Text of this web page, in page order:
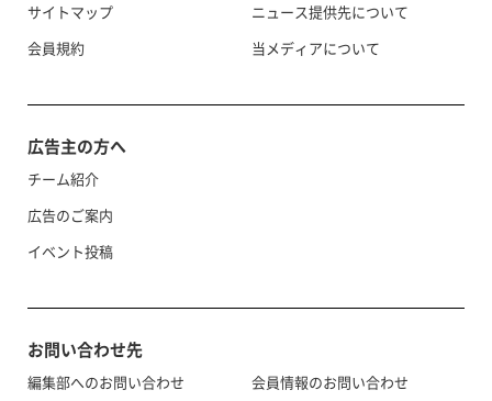
サイトマップ
会員規約
ニュース提供先について
当メディアについて
広告主の方へ
チーム紹介
広告のご案内
イベント投稿
お問い合わせ先
編集部へのお問い合わせ 会員情報のお問い合わせ